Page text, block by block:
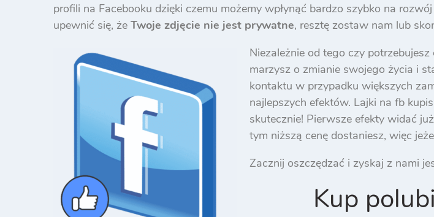
profili na Facebooku dzięki czemu możemy wpłynąć bardzo szybko na
upewnić się, że Twoje zdjęcie nie jest prywatne, resztę zostaw nam lub
Niezależnie od tego czy
marzysz o zmianie swojego życia i
kontaktu w przypadku większych
najlepszych efektów. Lajki na fb
skutecznie! Pierwsze efekty widać
tym niższą cenę dostaniesz, więc
Zacznij oszczędzać i zyskaj z nami
Kup